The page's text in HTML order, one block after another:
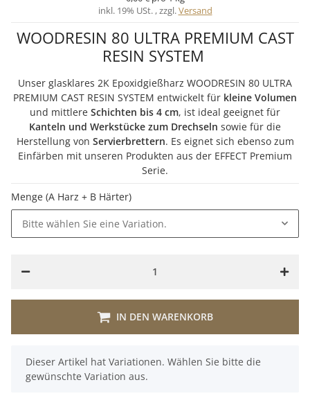
inkl. 19% USt. , zzgl. Versand
WOODRESIN 80 ULTRA PREMIUM CAST
RESIN SYSTEM
Unser glasklares 2K Epoxidgießharz WOODRESIN 80 ULTRA
PREMIUM CAST RESIN SYSTEM entwickelt für kleine Volumen
und mittlere Schichten bis 4 cm, ist ideal geeignet für
Kanteln und Werkstücke zum Drechseln sowie für die
Herstellung von Servierbrettern. Es eignet sich ebenso zum
Einfärben mit unseren Produkten aus der EFFECT Premium
Serie.
Menge (A Harz + B Härter)
Bitte wählen Sie eine Variation.
IN DEN WARENKORB
x
Dieser Artikel hat Variationen. Wählen Sie bitte die
gewünschte Variation aus.